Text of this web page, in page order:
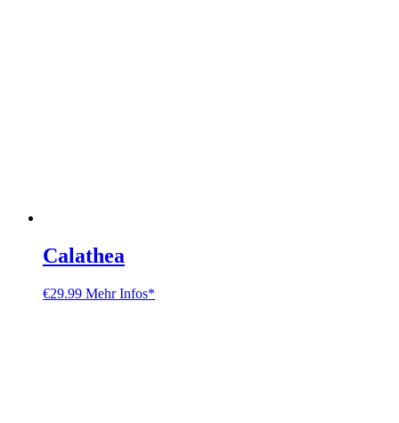
Calathea
€29.99 Mehr Infos*